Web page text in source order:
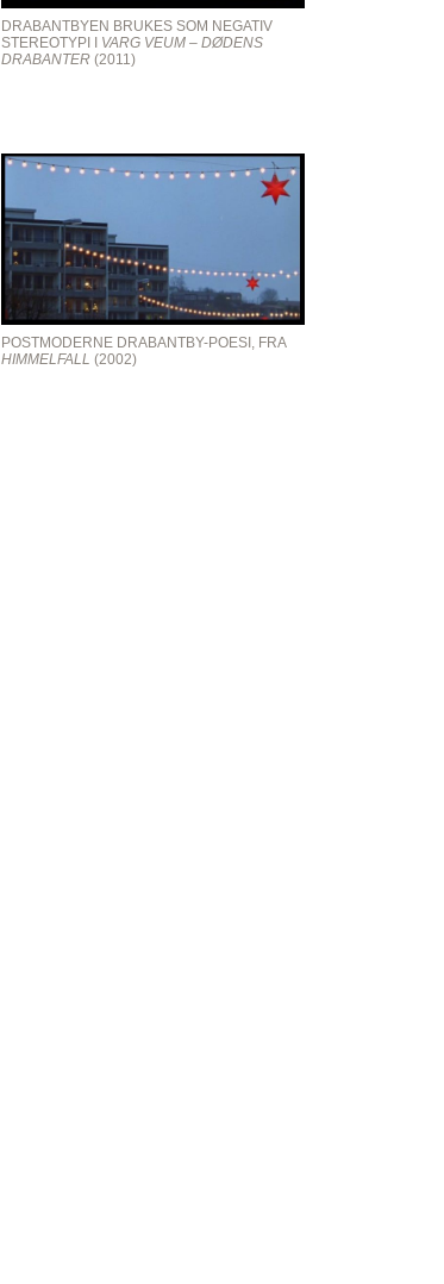
DRABANTBYEN BRUKES SOM NEGATIV
STEREOTYPI I VARG VEUM – DØDENS
DRABANTER (2011)
POSTMODERNE DRABANTBY-POESI, FRA
HIMMELFALL (2002)